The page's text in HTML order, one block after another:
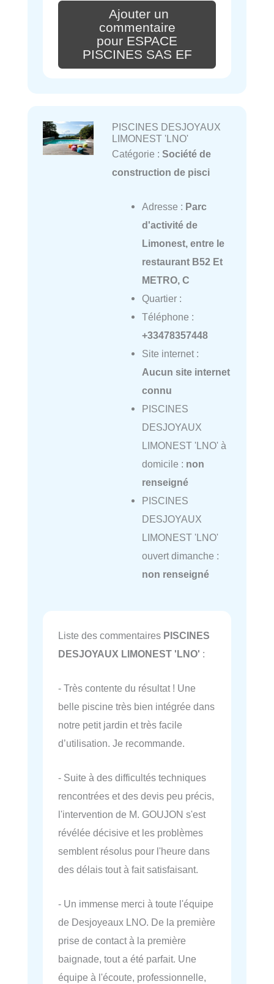
Ajouter un
commentaire
pour ESPACE
PISCINES SAS EF
PISCINES DESJOYAUX
LIMONEST 'LNO'
Catégorie : Société de
construction de pisci
Adresse : Parc
d'activité de
Limonest, entre le
restaurant B52 Et
METRO, C
Quartier :
Téléphone :
+33478357448
Site internet :
Aucun site internet
connu
PISCINES
DESJOYAUX
LIMONEST 'LNO' à
domicile : non
renseigné
PISCINES
DESJOYAUX
LIMONEST 'LNO'
ouvert dimanche :
non renseigné
Liste des commentaires PISCINES
DESJOYAUX LIMONEST 'LNO' :
- Très contente du résultat ! Une
belle piscine très bien intégrée dans
notre petit jardin et très facile
d’utilisation. Je recommande.
- Suite à des difficultés techniques
rencontrées et des devis peu précis,
l'intervention de M. GOUJON s'est
révélée décisive et les problèmes
semblent résolus pour l'heure dans
des délais tout à fait satisfaisant.
- Un immense merci à toute l'équipe
de Desjoyeaux LNO. De la première
prise de contact à la première
baignade, tout a été parfait. Une
équipe à l'écoute, professionnelle,